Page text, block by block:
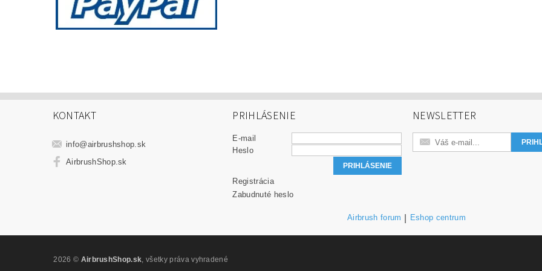
KONTAKT
info@airbrushshop.sk
AirbrushShop.sk
PRIHLÁSENIE
E-mail
Heslo
Registrácia
Zabudnuté heslo
NEWSLETTER
Airbrush forum Eshop centrum
2026 © AirbrushShop.sk, všetky práva vyhradené